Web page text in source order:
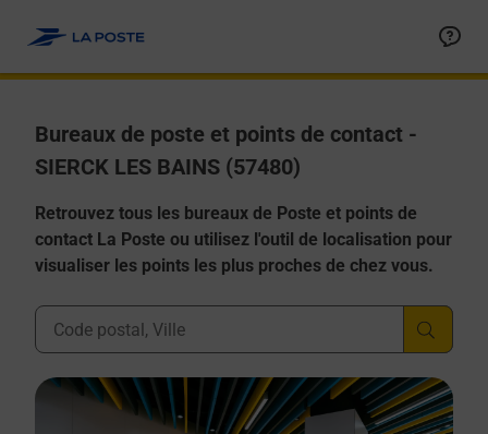
Bureaux de poste et points de contact -
SIERCK LES BAINS (57480)
Retrouvez tous les bureaux de Poste et points de
contact La Poste ou utilisez l'outil de localisation pour
visualiser les points les plus proches de chez vous.
Ville, Département, Code Postal